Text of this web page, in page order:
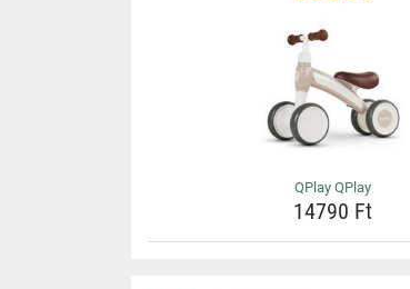
QPlay QPlay
14790 Ft